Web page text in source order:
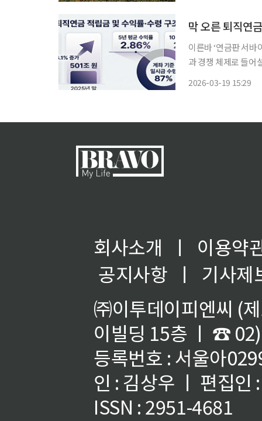
막 오른 퇴직연
이른바 ‘연금판 서
과 경쟁 체제로 들어
2026-03-19 15:29
회사소개 ㅣ
이용약
공지사항
ㅣ
기사제
㈜이투데이피엔씨 (
이빌딩 15층 ㅣ ☎
등록번호 : 서울아
인 : 김상우 ㅣ 편집인
ISSN : 2951-4681